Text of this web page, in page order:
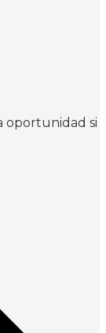
oportunidad si